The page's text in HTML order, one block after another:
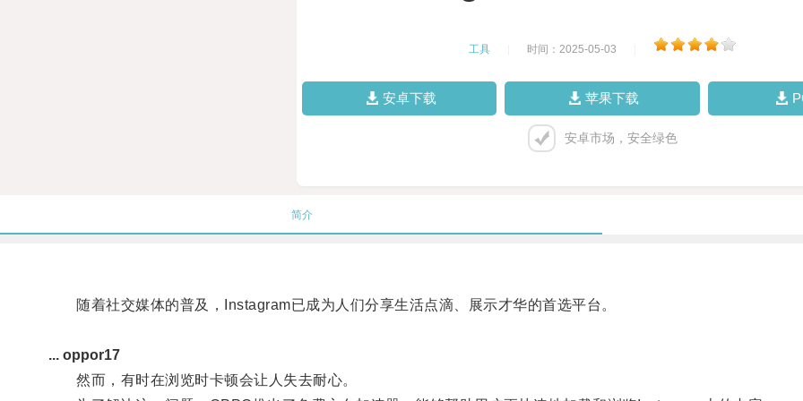
工具 时间：2025-05-03
安卓下载 苹果下载
安卓市场，安全绿色
简介
随着社交媒体的普及，Instagram已成为人们分享生活点滴、展示才华的首选平台。
... oppor17
然而，有时在浏览时卡顿会让人失去耐心。